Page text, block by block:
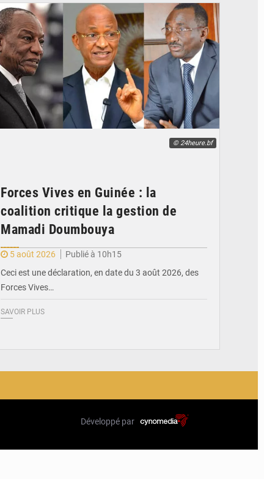
© 24heure.bf
Forces Vives en Guinée : la
coalition critique la gestion de
Mamadi Doumbouya
5 août 2026
Publié à 10h15
Ceci est une déclaration, en date du 3 août 2026, des
Forces Vives…
SAVOIR PLUS
Développé par